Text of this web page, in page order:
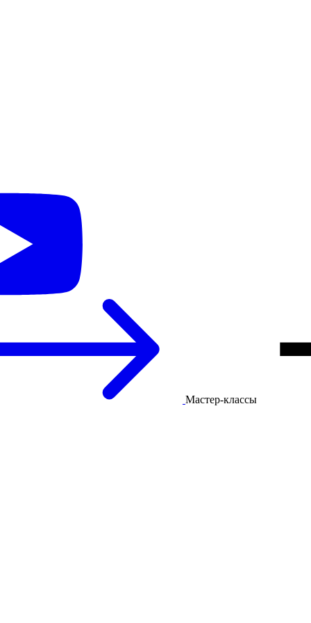
Мастер-классы